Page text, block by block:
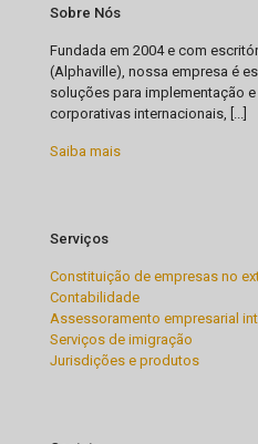
Sobre Nós
Fundada em 2004 e com
(Alphaville), nossa empresa é
soluções para implementação
corporativas internacionais, [...]
Saiba mais
Serviços
Constituição de empresas no
Contabilidade
Assessoramento empresarial
Serviços de imigração
Jurisdições e produtos